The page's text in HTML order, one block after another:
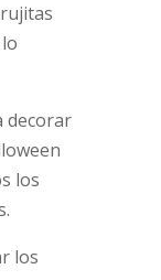
decorar
los
los